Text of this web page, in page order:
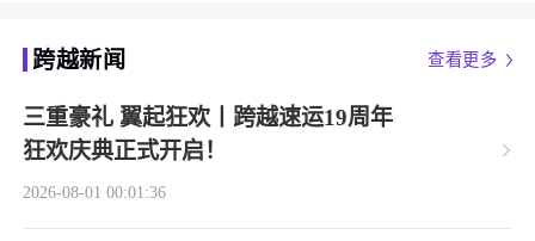
跨越新闻 查看更多
三重豪礼 翼起狂欢丨跨越速运19周年
狂欢庆典正式开启！
2026-08-01 00:01:36